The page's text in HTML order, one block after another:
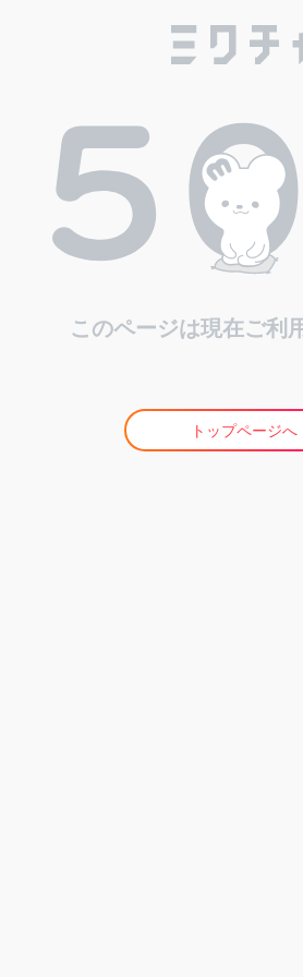
このページは現在ご利